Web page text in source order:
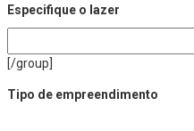
Especifique o lazer
[/group]
Tipo de empreendimento